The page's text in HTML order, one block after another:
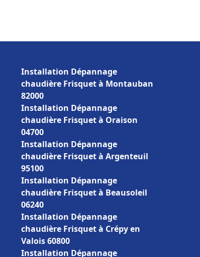
Installation Dépannage
chaudière Frisquet à Montauban
82000
Installation Dépannage
chaudière Frisquet à Oraison
04700
Installation Dépannage
chaudière Frisquet à Argenteuil
95100
Installation Dépannage
chaudière Frisquet à Beausoleil
06240
Installation Dépannage
chaudière Frisquet à Crépy en
Valois 60800
Installation Dépannage